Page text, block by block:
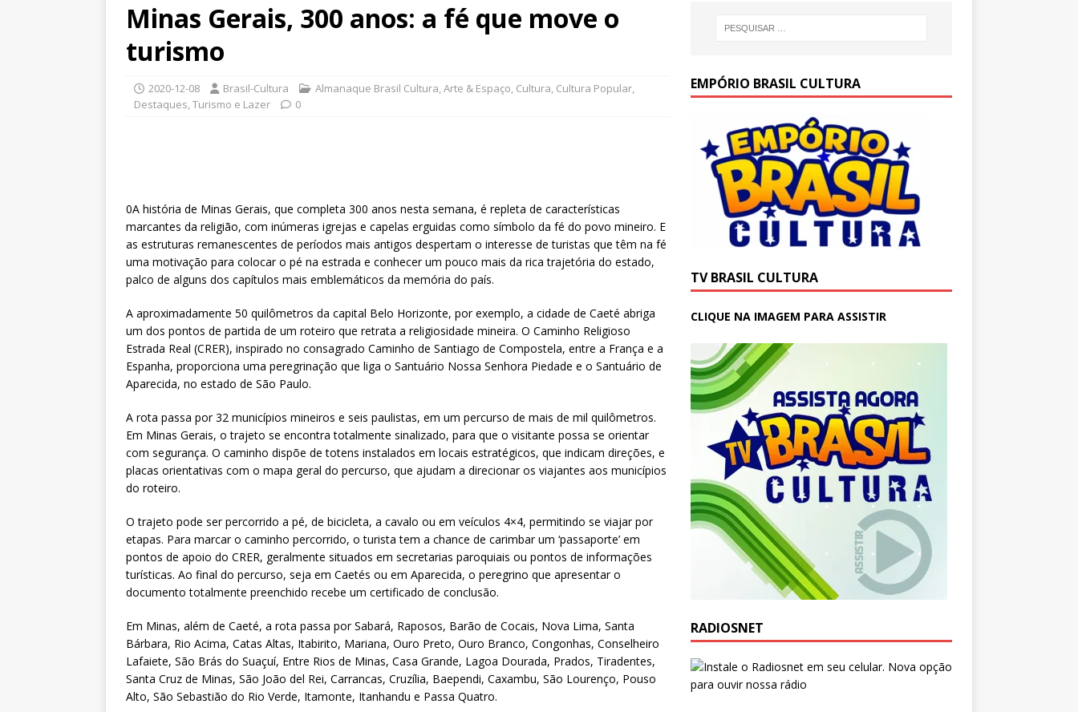
Minas Gerais, 300 anos: a fé que move o
turismo
2020-12-08 Brasil-Cultura Almanaque Brasil Cultura,Arte & Espaço, Cultura, Cultura Popular,
Destaques,Turismo e Lazer 0
0A história de Minas Gerais, que completa 300 anos nesta semana, é repleta de características
marcantes da religião, com inúmeras igrejas e capelas erguidas como símbolo da fé do povo mineiro. E
as estruturas remanescentes de períodos mais antigos despertam o interesse de turistas que têm na fé
uma motivação para colocar o pé na estrada e conhecer um pouco mais da rica trajetória do estado,
palco de alguns dos capítulos mais emblemáticos da memória do país.
A aproximadamente 50 quilômetros da capital Belo Horizonte, por exemplo, a cidade de Caeté abriga
um dos pontos de partida de um roteiro que retrata a religiosidade mineira. O Caminho Religioso
Estrada Real (CRER), inspirado no consagrado Caminho de Santiago de Compostela, entre a França e a
Espanha, proporciona uma peregrinação que liga o Santuário Nossa Senhora Piedade e o Santuário de
Aparecida, no estado de São Paulo.
A rota passa por 32 municípios mineiros e seis paulistas, em um percurso de mais de mil quilômetros.
Em Minas Gerais, o trajeto se encontra totalmente sinalizado, para que o visitante possa se orientar
com segurança. O caminho dispõe de totens instalados em locais estratégicos, que indicam direções, e
placas orientativas com o mapa geral do percurso, que ajudam a direcionar os viajantes aos municípios
do roteiro.
O trajeto pode ser percorrido a pé, de bicicleta, a cavalo ou em veículos 4×4, permitindo se viajar por
etapas. Para marcar o caminho percorrido, o turista tem a chance de carimbar um ‘passaporte’ em
pontos de apoio do CRER, geralmente situados em secretarias paroquiais ou pontos de informações
turísticas. Ao final do percurso, seja em Caetés ou em Aparecida, o peregrino que apresentar o
documento totalmente preenchido recebe um certificado de conclusão.
Em Minas, além de Caeté, a rota passa por Sabará, Raposos, Barão de Cocais, Nova Lima, Santa
Bárbara, Rio Acima, Catas Altas, Itabirito, Mariana, Ouro Preto, Ouro Branco, Congonhas, Conselheiro
Lafaiete, São Brás do Suaçuí, Entre Rios de Minas, Casa Grande, Lagoa Dourada, Prados, Tiradentes,
Santa Cruz de Minas, São João del Rei, Carrancas, Cruzília, Baependi, Caxambu, São Lourenço, Pouso
Alto, São Sebastião do Rio Verde, Itamonte, Itanhandu e Passa Quatro.
EMPÓRIO BRASIL CULTURA
TV BRASIL CULTURA
CLIQUE NA IMAGEM PARA ASSISTIR
RADIOSNET